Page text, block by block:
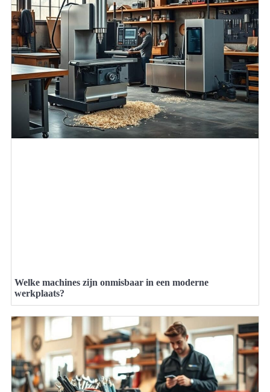
Welke machines zijn onmisbaar in een moderne
werkplaats?